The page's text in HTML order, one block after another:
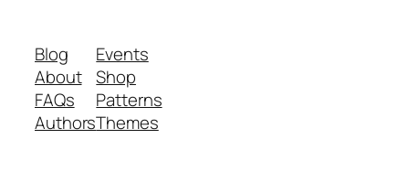
Blog
About
FAQs
Authors
Events
Shop
Patterns
Themes